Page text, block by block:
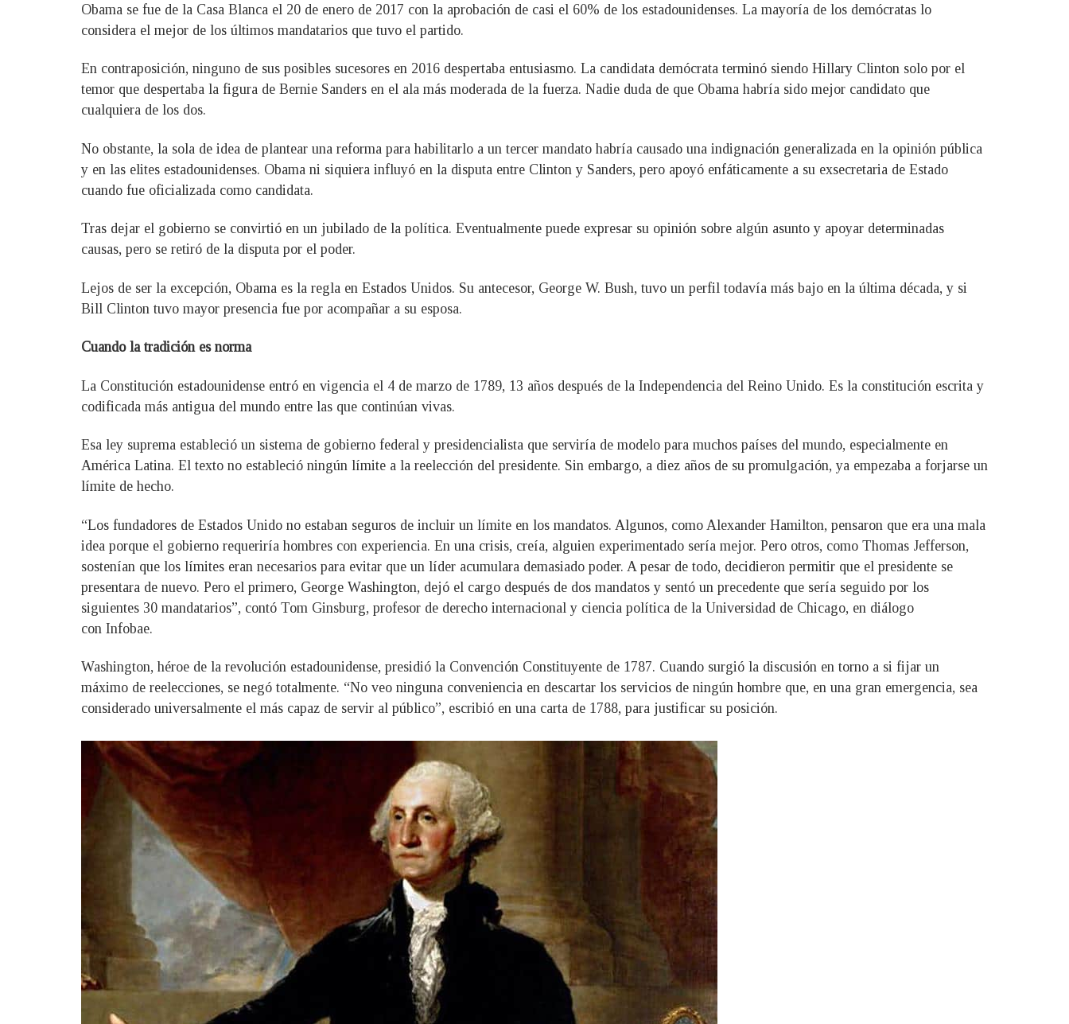
Obama se fue de la Casa Blanca el 20 de enero de 2017 con la aprobación de casi el 60% de los estadounidenses. La mayoría de los demócratas lo
considera el mejor de los últimos mandatarios que tuvo el partido.
En contraposición, ninguno de sus posibles sucesores en 2016 despertaba entusiasmo. La candidata demócrata terminó siendo Hillary Clinton solo por el
temor que despertaba la figura de Bernie Sanders en el ala más moderada de la fuerza. Nadie duda de que Obama habría sido mejor candidato que
cualquiera de los dos.
No obstante, la sola de idea de plantear una reforma para habilitarlo a un tercer mandato habría causado una indignación generalizada en la opinión pública
y en las elites estadounidenses. Obama ni siquiera influyó en la disputa entre Clinton y Sanders, pero apoyó enfáticamente a su exsecretaria de Estado
cuando fue oficializada como candidata.
Tras dejar el gobierno se convirtió en un jubilado de la política. Eventualmente puede expresar su opinión sobre algún asunto y apoyar determinadas
causas, pero se retiró de la disputa por el poder.
Lejos de ser la excepción, Obama es la regla en Estados Unidos. Su antecesor, George W. Bush, tuvo un perfil todavía más bajo en la última década, y si
Bill Clinton tuvo mayor presencia fue por acompañar a su esposa.
Cuando la tradición es norma
La Constitución estadounidense entró en vigencia el 4 de marzo de 1789, 13 años después de la Independencia del Reino Unido. Es la constitución escrita y
codificada más antigua del mundo entre las que continúan vivas.
Esa ley suprema estableció un sistema de gobierno federal y presidencialista que serviría de modelo para muchos países del mundo, especialmente en
América Latina. El texto no estableció ningún límite a la reelección del presidente. Sin embargo, a diez años de su promulgación, ya empezaba a forjarse un
límite de hecho.
“Los fundadores de Estados Unido no estaban seguros de incluir un límite en los mandatos. Algunos, como Alexander Hamilton, pensaron que era una mala
idea porque el gobierno requeriría hombres con experiencia. En una crisis, creía, alguien experimentado sería mejor. Pero otros, como Thomas Jefferson,
sostenían que los límites eran necesarios para evitar que un líder acumulara demasiado poder. A pesar de todo, decidieron permitir que el presidente se
presentara de nuevo. Pero el primero, George Washington, dejó el cargo después de dos mandatos y sentó un precedente que sería seguido por los
siguientes 30 mandatarios”, contó Tom Ginsburg, profesor de derecho internacional y ciencia política de la Universidad de Chicago, en diálogo
con Infobae.
Washington, héroe de la revolución estadounidense, presidió la Convención Constituyente de 1787. Cuando surgió la discusión en torno a si fijar un
máximo de reelecciones, se negó totalmente. “No veo ninguna conveniencia en descartar los servicios de ningún hombre que, en una gran emergencia, sea
considerado universalmente el más capaz de servir al público”, escribió en una carta de 1788, para justificar su posición.